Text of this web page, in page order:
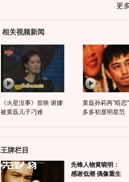
更
相关视频新闻
《火星没事》首映 谢娜
被黄磊儿子刁难
黄磊孙莉再"暗恋
多多初显明星范
王牌栏目
先锋人物黄晓明：
感谢低潮 偶像重生